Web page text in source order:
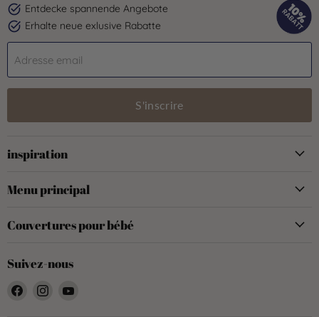
Entdecke spannende Angebote
Erhalte neue exlusive Rabatte
Adresse email
S'inscrire
inspiration
Menu principal
Couvertures pour bébé
Suivez-nous
Trouvez-Trouvez-